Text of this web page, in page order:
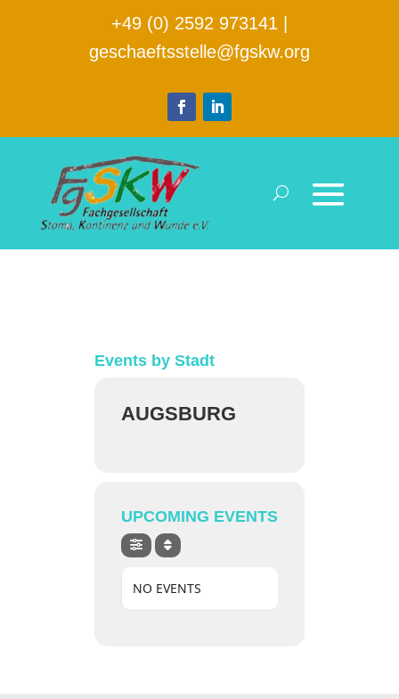
+49 (0) 2592 973141
geschaeftsstelle@fgskw.org
Events by Stadt
AUGSBURG
UPCOMING EVENTS
NO EVENTS